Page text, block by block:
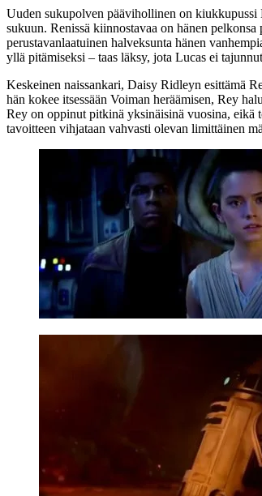
Uuden sukupolven päävihollinen on
sukuun. Renissä kiinnostavaa on hänen
perustavanlaatuinen halveksunta hänen
yllä pitämiseksi – taas läksy, jota Lucas ei
Keskeinen naissankari, Daisy Ridleyn esittämä
hän kokee itsessään Voiman heräämisen, Rey
Rey on oppinut pitkinä yksinäisinä vuosina, eikä
tavoitteen vihjataan vahvasti olevan limittäinen